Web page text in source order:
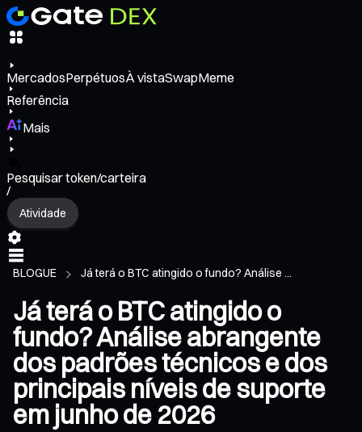
MercadosPerpétuosÀ vistaSwapMeme
Referência
Mais
Pesquisar token/carteira
/
Atividade
BLOGUE Já terá o BTC atingido o fundo? Análise ...
Já terá o BTC atingido o
fundo? Análise abrangente
dos padrões técnicos e dos
principais níveis de suporte
em junho de 2026